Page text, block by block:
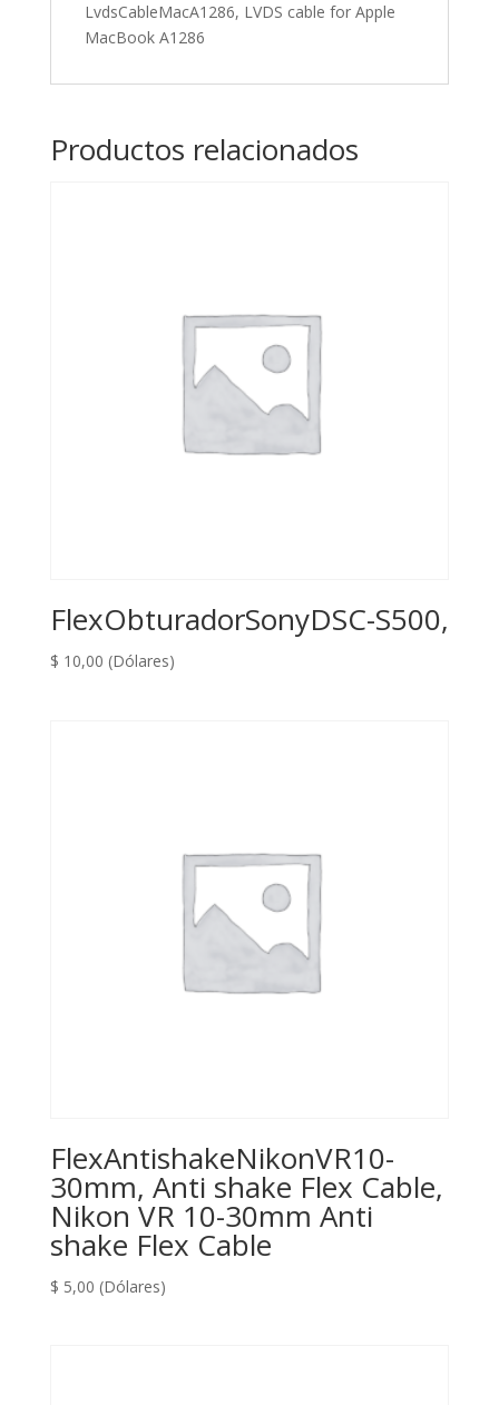
LvdsCableMacA1286, LVDS cable for Apple
MacBook A1286
Productos relacionados
FlexObturadorSonyDSC-S500,
$ 10,00 (Dólares)
FlexAntishakeNikonVR10-
30mm, Anti shake Flex Cable,
Nikon VR 10-30mm Anti
shake Flex Cable
$ 5,00 (Dólares)